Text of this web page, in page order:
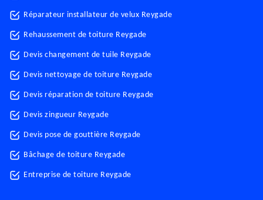
Réparateur installateur de velux Reygade
Rehaussement de toiture Reygade
Devis changement de tuile Reygade
Devis nettoyage de toiture Reygade
Devis réparation de toiture Reygade
Devis zingueur Reygade
Devis pose de gouttière Reygade
Bâchage de toiture Reygade
Entreprise de toiture Reygade